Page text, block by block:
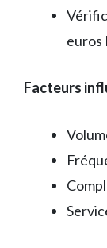
euros
Facteurs